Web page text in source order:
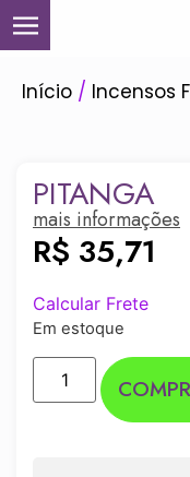
Início / Incensos
PITANGA
mais informações
R$ 35,71
Calcular Frete
Em estoque